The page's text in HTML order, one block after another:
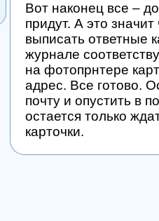
Вот наконец все –
придут. А это
выписать ответные
журнале
на фотопрнтере
адрес. Все готово.
почту и опустить в
остается только
карточки.